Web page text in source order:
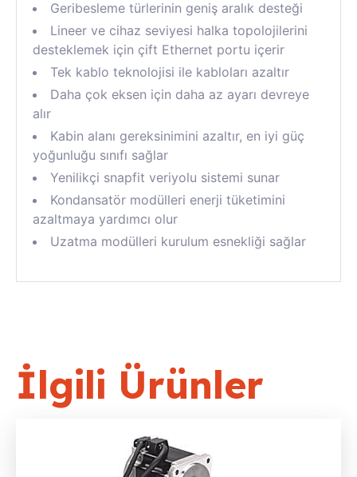
Geribesleme türlerinin geniş aralık desteği
Lineer ve cihaz seviyesi halka topolojilerini
desteklemek için çift Ethernet portu içerir
Tek kablo teknolojisi ile kabloları azaltır
Daha çok eksen için daha az ayarı devreye
alır
Kabin alanı gereksinimini azaltır, en iyi güç
yoğunluğu sınıfı sağlar
Yenilikçi snapfit veriyolu sistemi sunar
Kondansatör modülleri enerji tüketimini
azaltmaya yardımcı olur
Uzatma modülleri kurulum esnekliği sağlar
İlgili Ürünler